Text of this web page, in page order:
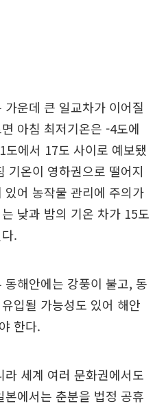
운데 큰 일교차가 이어질
아침 최저기온은 -4도에
에서 17도 사이로 예보됐
기온이 영하권으로 떨어지
어 농작물 관리에 주의가
낮과 밤의 기온 차가 15도
.
해안에는 강풍이 불고, 동
입될 가능성도 있어 해안
한다.
세계 여러 문화권에서도
에서는 춘분을 법정 공휴